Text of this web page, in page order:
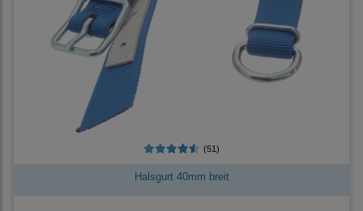
(51)
Halsgurt 40mm breit